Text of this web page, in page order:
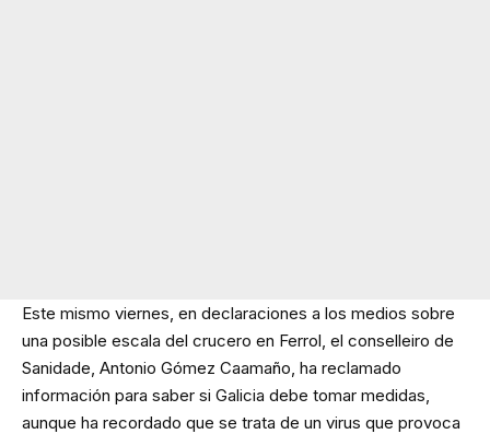
Este mismo viernes, en declaraciones a los medios sobre
una posible escala del crucero en Ferrol , el conselleiro de
Sanidade, Antonio Gómez Caamaño, ha reclamado
información para saber si Galicia debe tomar medidas,
aunque ha recordado que se trata de un virus que provoca